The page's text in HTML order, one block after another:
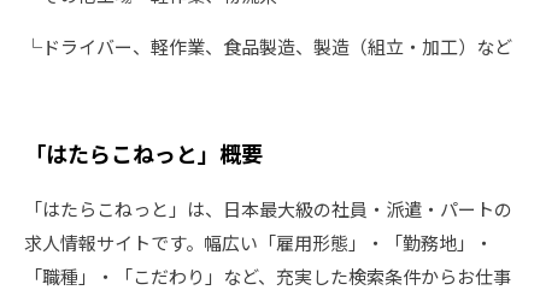
└ドライバー、軽作業、食品製造、製造（組立・加工）など
「はたらこねっと」概要
「はたらこねっと」は、日本最大級の社員・派遣・パートの
求⼈情報サイトです。幅広い「雇⽤形態」・「勤務地」・
「職種」・「こだわり」など、充実した検索条件からお仕事